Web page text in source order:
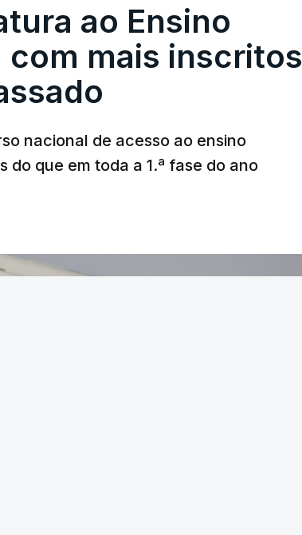
ao Ensino
mais inscritos
nacional de acesso ao ensino
que em toda a 1.ª fase do ano